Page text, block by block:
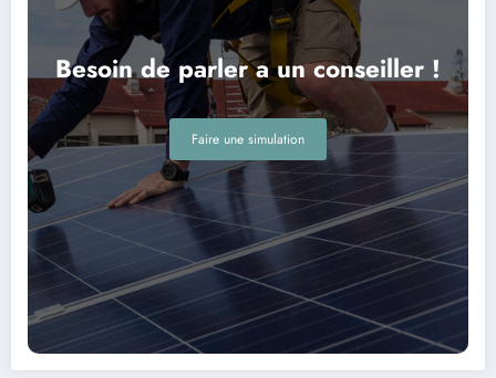
Besoin de parler a un conseiller !
Faire une simulation